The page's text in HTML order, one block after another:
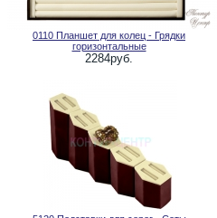
0110 Планшет для колец - Грядки
горизонтальные
2284руб.